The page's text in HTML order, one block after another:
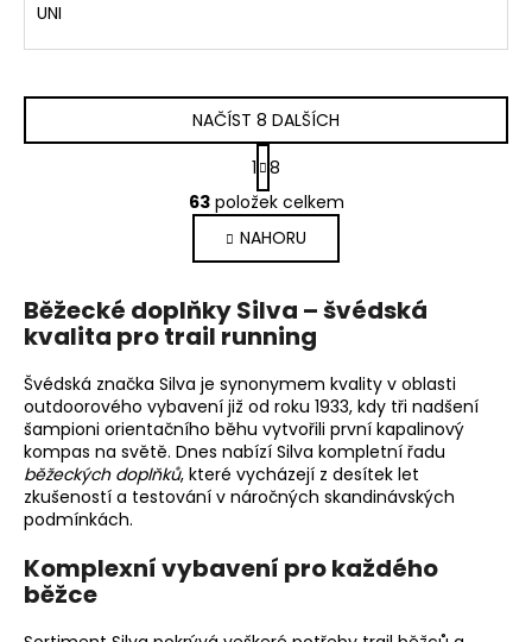
UNI
O
v
l
á
d
a
c
í
p
r
v
k
y
ý
p
NAČÍST 8 DALŠÍCH
S
t
r
á
n
k
v
á
í
1 8
63položek celkem
NAHORU
Běžecké doplňky Silva – švédská
kvalita pro trail running
Švédská značka Silva je synonymem kvality v oblasti
outdoorového vybavení již od roku 1933, kdy tři nadšení
šampioni orientačního běhu vytvořili první kapalinový
kompas na světě. Dnes nabízí Silva kompletní řadu
běžeckých doplňků, které vycházejí z desítek let
zkušeností a testování v náročných skandinávských
podmínkách.
Komplexní vybavení pro každého
běžce